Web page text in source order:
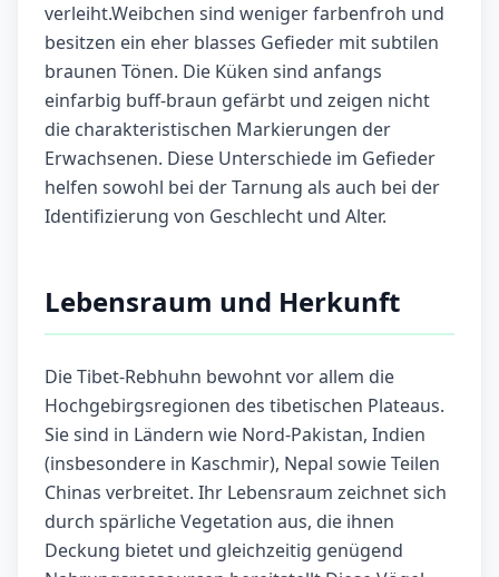
verleiht.Weibchen sind weniger farbenfroh und
besitzen ein eher blasses Gefieder mit subtilen
braunen Tönen. Die Küken sind anfangs
einfarbig buff-braun gefärbt und zeigen nicht
die charakteristischen Markierungen der
Erwachsenen. Diese Unterschiede im Gefieder
helfen sowohl bei der Tarnung als auch bei der
Identifizierung von Geschlecht und Alter.
Lebensraum und Herkunft
Die Tibet-Rebhuhn bewohnt vor allem die
Hochgebirgsregionen des tibetischen Plateaus.
Sie sind in Ländern wie Nord-Pakistan, Indien
(insbesondere in Kaschmir), Nepal sowie Teilen
Chinas verbreitet. Ihr Lebensraum zeichnet sich
durch spärliche Vegetation aus, die ihnen
Deckung bietet und gleichzeitig genügend